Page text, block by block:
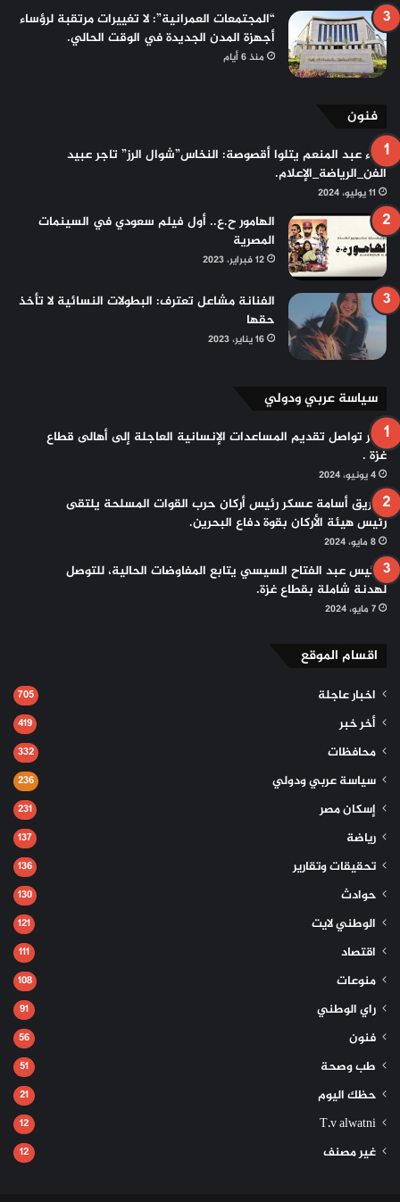
“المجتمعات العمرانية”: لا تغييرات مرتقبة لرؤساء
أجهزة المدن الجديدة في الوقت الحالي.
منذ 6 أيام
فنون
علاء عبد المنعم يتلوا أقصوصة: النخاس”شوال الرز” تاجر عبيد
الفن_الرياضة_الإعلام.
11 يوليو، 2024
الهامور ح.ع.. أول فيلم سعودي في السينمات
المصرية
12 فبراير، 2023
الفنانة مشاعل تعترف: البطولات النسائية لا تأخذ
حقها
16 يناير، 2023
سياسة عربي ودولي
مصر تواصل تقديم المساعدات الإنسانية العاجلة إلى أهالى قطاع
غزة .
4 يونيو، 2024
الفريق أسامة عسكر رئيس أركان حرب القوات المسلحة يلتقى
رئيس هيئة الأركان بقوة دفاع البحرين.
8 مايو، 2024
الرئيس عبد الفتاح السيسي يتابع المفاوضات الحالية، للتوصل
لهدنة شاملة بقطاع غزة.
7 مايو، 2024
اقسام الموقع
اخبار عاجلة 705
أخر خبر 419
محافظات 332
سياسة عربي ودولي 236
إسكان مصر 231
رياضة 137
تحقيقات وتقارير 136
حوادث 130
الوطني لايت 121
اقتصاد 111
منوعات 108
راي الوطني 91
فنون 56
طب وصحة 51
حظك اليوم 21
T.v alwatni
12
غير مصنف 12